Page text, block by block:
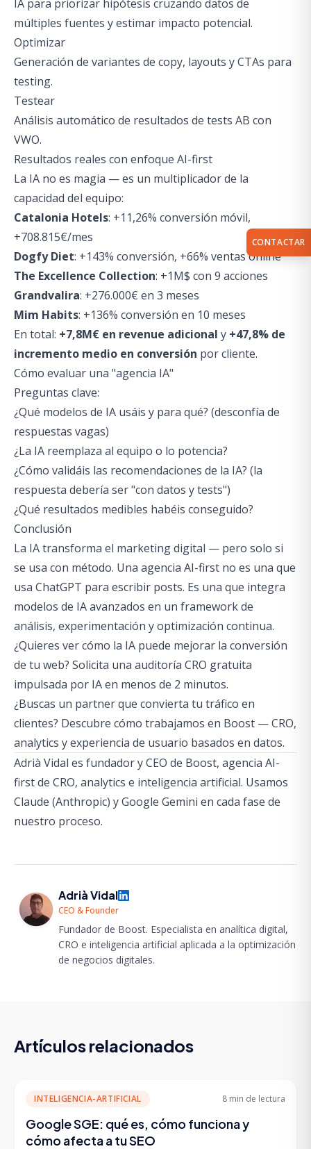
IA para priorizar hipótesis cruzando datos de
múltiples fuentes y estimar impacto potencial.
Optimizar
Generación de variantes de copy, layouts y CTAs para
testing.
Testear
Análisis automático de resultados de tests AB con
VWO.
Resultados reales con enfoque AI-first
La IA no es magia — es un multiplicador de la
capacidad del equipo:
Catalonia Hotels: +11,26% conversión móvil,
+708.815€/mes
Dogfy Diet: +143% conversión, +66% ventas online
The Excellence Collection: +1M$ con 9 acciones
Grandvalira: +276.000€ en 3 meses
Mim Habits: +136% conversión en 10 meses
En total: +7,8M€ en revenue adicional y +47,8% de
incremento medio en conversión por cliente.
Cómo evaluar una "agencia IA"
Preguntas clave:
¿Qué modelos de IA usáis y para qué? (desconfía de
respuestas vagas)
¿La IA reemplaza al equipo o lo potencia?
¿Cómo validáis las recomendaciones de la IA? (la
respuesta debería ser "con datos y tests")
¿Qué resultados medibles habéis conseguido?
Conclusión
La IA transforma el marketing digital — pero solo si
se usa con método. Una agencia AI-first no es una que
usa ChatGPT para escribir posts. Es una que integra
modelos de IA avanzados en un framework de
análisis, experimentación y optimización continua.
¿Quieres ver cómo la IA puede mejorar la conversión
de tu web? Solicita una auditoría CRO gratuita
impulsada por IA en menos de 2 minutos.
¿Buscas un partner que convierta tu tráfico en
clientes? Descubre cómo trabajamos en Boost — CRO,
analytics y experiencia de usuario basados en datos.
Adrià Vidal es fundador y CEO de Boost, agencia AI-
first de CRO, analytics e inteligencia artificial. Usamos
Claude (Anthropic) y Google Gemini en cada fase de
nuestro proceso.
Adrià Vidal
CEO & Founder
Fundador de Boost. Especialista en analítica digital,
CRO e inteligencia artificial aplicada a la optimización
de negocios digitales.
CONTACTAR
Artículos relacionados
INTELIGENCIA-ARTIFICIAL 8 min de lectura
Google SGE: qué es, cómo funciona y
cómo afecta a tu SEO